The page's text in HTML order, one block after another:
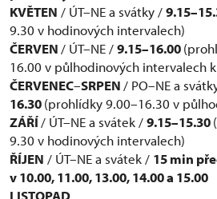
KVĚTEN / ÚT–NE a svátky /
9.30 v hodinových intervalech)
ČERVEN/ ÚT–NE /9.15–16.00
16.00 v půlhodinových intervalech
ČERVENEC–SRPEN/ PO–NE a
16.30(prohlídky 9.00–16.30 v
ZÁŘÍ/ ÚT–NE a svátek /9.15–15.30
9.30 v hodinových intervalech)
ŘÍJEN / ÚT–NE a svátek / 15 min
v10.00, 11.00, 13.00, 14.00 a 15.00